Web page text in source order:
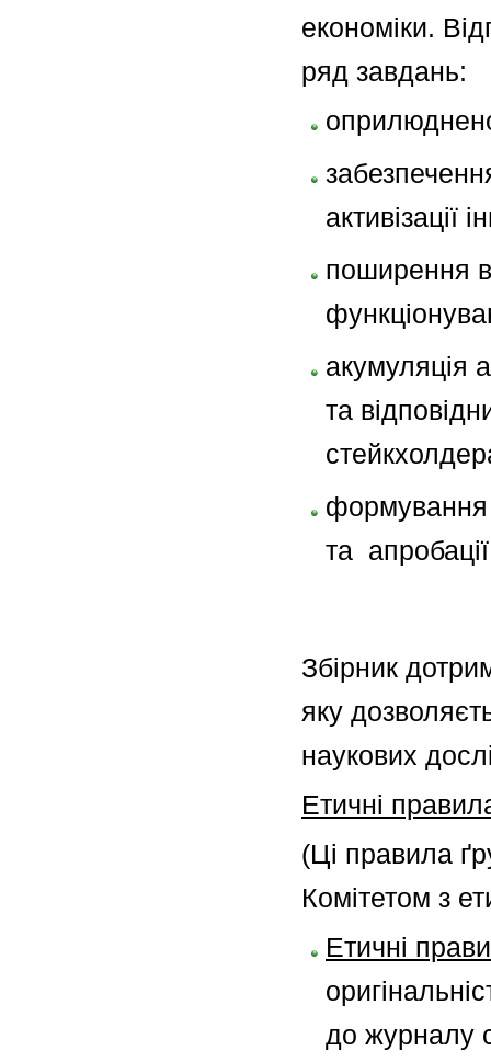
економіки.
ряд завдань:
активізації
поширення
акумуляція
та
формування
та
Збірник
яку
наукових
Етичні
(Ці правила
Комітетом з
Етичні
до журналу